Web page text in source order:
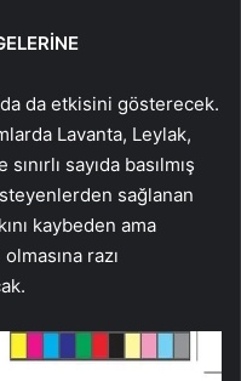
da etkisini gösterecek.
Lavanta, Leylak,
sayıda basılmış
sağlanan
kaybeden ama
razı